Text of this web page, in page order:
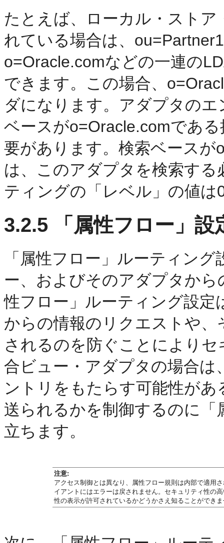
たとえば、ローカル・スト
れている場合は、
o=Oracle.comなどの一連の
できます。この場合、
ダになります。アダプタの
ベースがo=Oracle.comであ
要があります。検索ベースが
は、このアダプタを検索す
ティングの「レベル」の値は
3.2.5 「属性フロー」設
「属性フロー」ルーティン
ー、およびそのアダプタか
性フロー」ルーティング設
からの情報のリクエストや
されるのを防ぐことにより
合ビュー・アダプタの場合は
ントリをもたらす可能性が
送られるかを制御するのに
立ちます。
注意:
アクセス制御とは異なり、属性フロー規則は内部で適用
イアントにはエラーは戻されません。セキュリティ性の
性の表示が許可されているかどうかさえ知ることができ